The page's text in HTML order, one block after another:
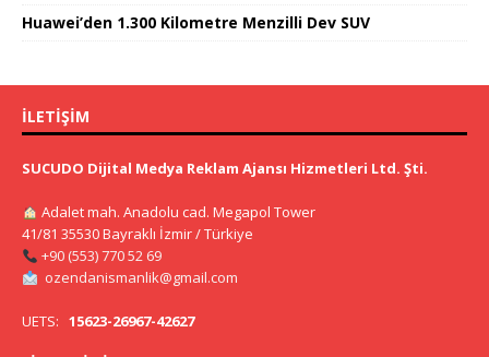
Huawei’den 1.300 Kilometre Menzilli Dev SUV
İLETIŞIM
SUCUDO Dijital Medya Reklam Ajansı Hizmetleri Ltd. Şti.
Adalet mah. Anadolu cad. Megapol Tower
41/81 35530 Bayraklı İzmir / Türkiye
+90 (553) 770 52 69
ozendanismanlik@gmail.com
UETS: 15623-26967-42627